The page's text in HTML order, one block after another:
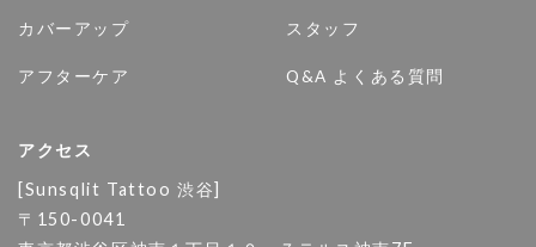
カバーアップ
アフターケア
スタッフ
Q&A よくある質問
アクセス
[Sunsqlit Tattoo 渋谷]
〒150-0041